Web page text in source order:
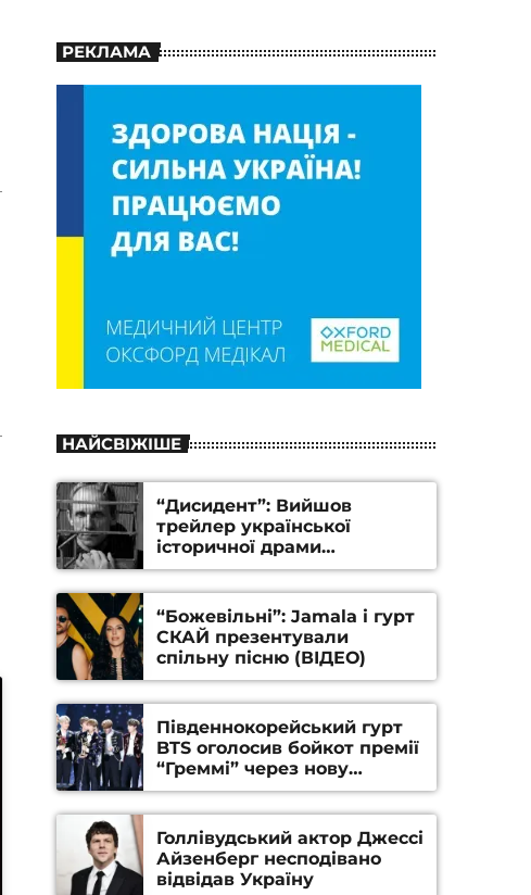
РЕКЛАМА
НАЙСВІЖІШЕ
“Дисидент”: Вийшов
трейлер української
історичної драми
Станіслава Гуренка та
Андрія Алфьорова (ВІДЕО)
“Божевільні”: Jamala і гурт
СКАЙ презентували
спільну пісню (ВІДЕО)
Південнокорейський гурт
BTS оголосив бойкот премії
“Греммі” через нову
номінацію
Голлівудський актор Джессі
Айзенберг несподівано
відвідав Україну